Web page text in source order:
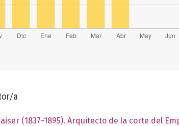
a
(1837-1895). Arquitecto de la corte del